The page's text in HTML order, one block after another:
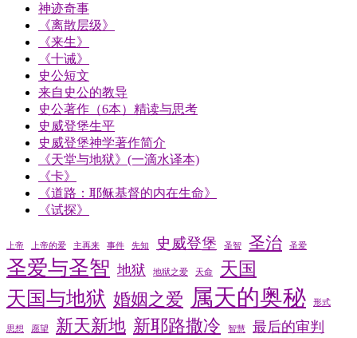
神迹奇事
《离散层级》
《来生》
《十诫》
史公短文
来自史公的教导
史公著作（6本）精读与思考
史威登堡生平
史威登堡神学著作简介
《天堂与地狱》(一滴水译本)
《卡》
《道路：耶稣基督的内在生命》
《试探》
上帝 上帝的爱 主再来 事件 先知 史威登堡 圣智 圣治 圣爱
圣爱与圣智 地狱 地狱之爱 天命 天国
天国与地狱 婚姻之爱 属天的奥秘 形式
思想 愿望 新天新地 新耶路撒冷 智慧 最后的审判